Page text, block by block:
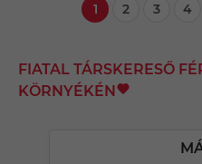
1 2 3 4
FIATAL TÁRSKERESŐ
KÖRNYÉKÉN